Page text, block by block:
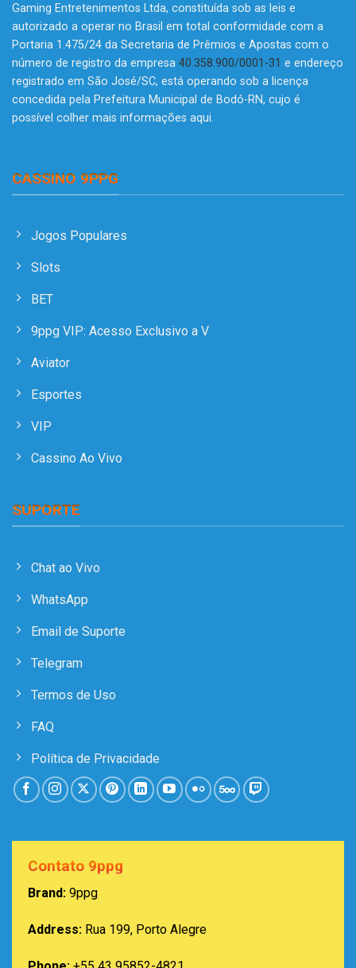
Gaming Entretenimentos Ltda, constituída sob as leis e
autorizado a operar no Brasil em total conformidade com a
Portaria 1.475/24 da Secretaria de Prêmios e Apostas com o
número de registro da empresa 40.358.900/0001-31 e endereço
registrado em São José/SC, está operando sob a licença
concedida pela Prefeitura Municipal de Bodó-RN, cujo é
possível colher mais informações aqui.
CASSINO 9PPG
Jogos Populares
Slots
BET
9ppg VIP: Acesso Exclusivo a V
Aviator
Esportes
VIP
Cassino Ao Vivo
SUPORTE
Chat ao Vivo
WhatsApp
Email de Suporte
Telegram
Termos de Uso
FAQ
Política de Privacidade
Contato 9ppg
Brand: 9ppg
Address: Rua 199, Porto Alegre